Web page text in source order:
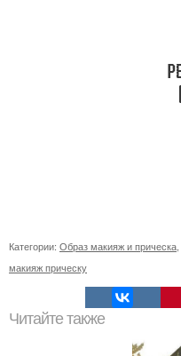
Категории: Образ макияж и прическа,
макияж прическу
Читайте также